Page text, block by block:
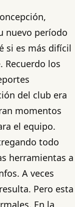
nuevo período
si es más difícil
Recuerdo los
del club era
momentos
el equipo.
todo
herramientas a
A veces
Pero esta
En la